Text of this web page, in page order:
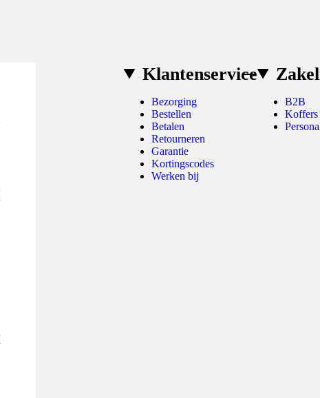
Klantenservice
Bezorging
Bestellen
Betalen
Retourneren
Garantie
Kortingscodes
Werken bij
B2B
Koffers